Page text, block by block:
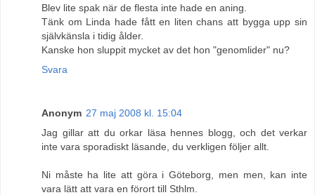
Blev lite spak när de flesta inte hade en aning.
Tänk om Linda hade fått en liten chans att bygga upp sin
självkänsla i tidig ålder.
Kanske hon sluppit mycket av det hon "genomlider" nu?
Svara
Anonym 27 maj 2008 kl. 15:04
Jag gillar att du orkar läsa hennes blogg, och det verkar
inte vara sporadiskt läsande, du verkligen följer allt.
Ni måste ha lite att göra i Göteborg, men men, kan inte
vara lätt att vara en förort till Sthlm.